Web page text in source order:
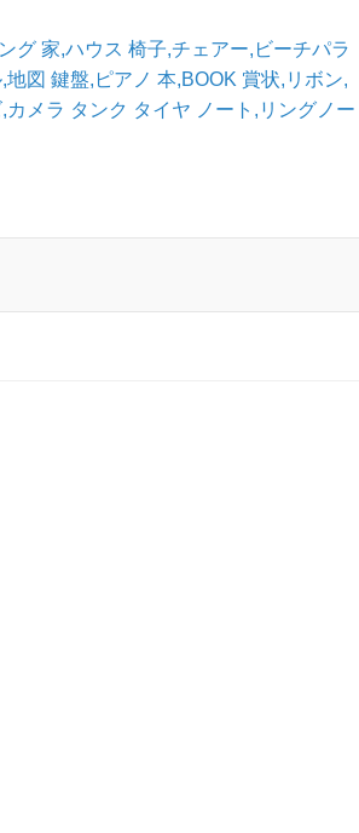
グ 家,ハウス 椅子,チェアー,ビーチパラ
地図 鍵盤,ピアノ 本,BOOK 賞状,リボン,
カメラ タンク タイヤ ノート,リングノー